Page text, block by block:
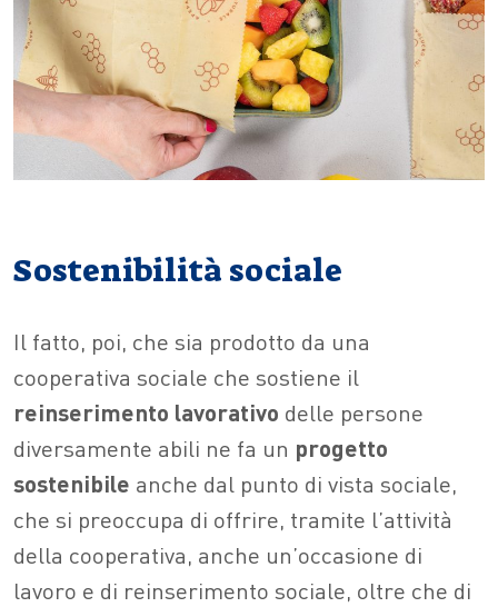
Sostenibilità sociale
Il fatto, poi, che sia prodotto da una
cooperativa sociale che sostiene il
reinserimento lavorativo delle persone
diversamente abili ne fa un progetto
sostenibile anche dal punto di vista sociale,
che si preoccupa di offrire, tramite l’attività
della cooperativa, anche un’occasione di
lavoro e di reinserimento sociale, oltre che di